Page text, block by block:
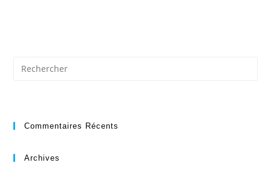
Commentaires Récents
Archives